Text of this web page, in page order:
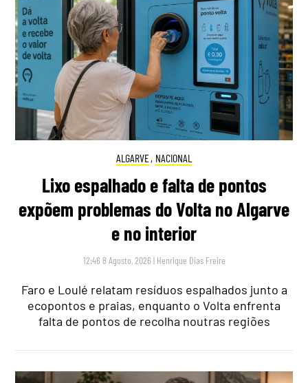
ALGARVE, NACIONAL
Lixo espalhado e falta de pontos
expõem problemas do Volta no Algarve
e no interior
12:46 8 Agosto, 2026 | Henrique Dias Freire
Faro e Loulé relatam resíduos espalhados junto a
ecopontos e praias, enquanto o Volta enfrenta
falta de pontos de recolha noutras regiões